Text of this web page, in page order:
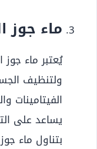
ماء جوز
يُعتبر ماء جوز
ولتنظيف
الفيتامينات
يساعد على
بتناول ماء